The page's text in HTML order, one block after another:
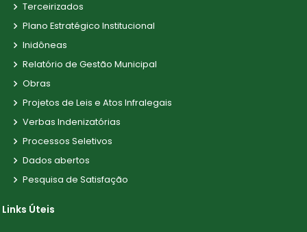
Terceirizados
Plano Estratégico Institucional
Inidôneas
Relatório de Gestão Municipal
Obras
Projetos de Leis e Atos Infralegais
Verbas Indenizatórias
Processos Seletivos
Dados abertos
Pesquisa de Satisfação
Links Úteis